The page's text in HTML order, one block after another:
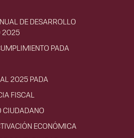
DE DESARROLLO
2025
PADA
2025 PADA
FISCAL
CIUDADANO
ECONÓMICA